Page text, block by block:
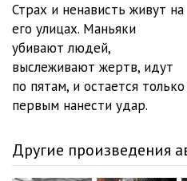
Страх и ненависть живут на
его улицах. Маньяки
убивают людей,
выслеживают жертв, идут
по пятам, и остается
первым нанести удар.
Другие произведения